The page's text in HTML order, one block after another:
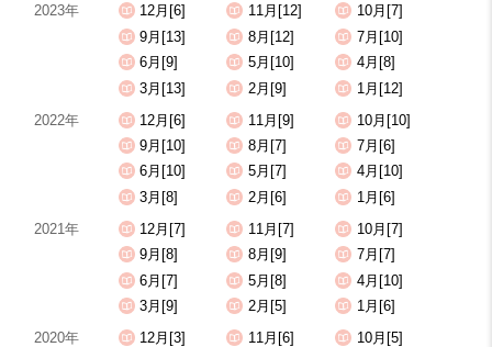
2023年
12月[6] 11月[12]
10月[7]
9月[13]
8月[12]
7月[10]
6月[9]
5月[10]
4月[8]
3月[13]
2月[9]
1月[12]
2022年
12月[6] 11月[9]
10月[10]
9月[10]
8月[7]
7月[6]
6月[10]
5月[7]
4月[10]
3月[8]
2月[6]
1月[6]
2021年
12月[7] 11月[7]
10月[7]
9月[8]
8月[9]
7月[7]
6月[7]
5月[8]
4月[10]
3月[9]
2月[5]
1月[6]
2020年
12月[3] 11月[6]
10月[5]